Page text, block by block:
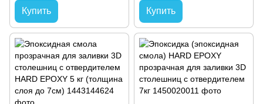
Купить Купить